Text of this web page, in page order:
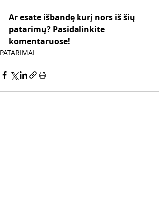
Ar esate išbandę kurį nors iš šių
patarimų? Pasidalinkite
komentaruose!
PATARIMAI